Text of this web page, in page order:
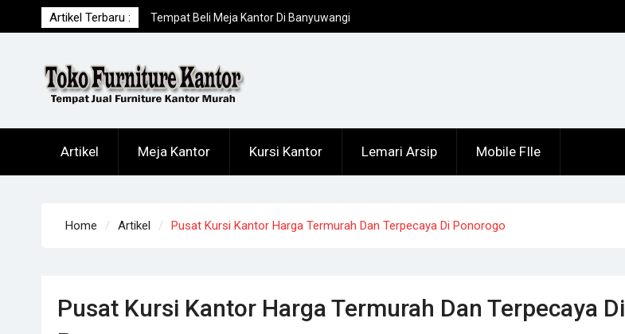
to
Artikel Terbaru :
Tempat Beli Meja Kantor Di Banyuwangi
Offline Terpercaya
Trenggalek
Distributor Meja Kantor Di Lamongan
Artikel Meja Kantor Kursi Kantor Lemari Arsip Mobile FIle
Home Artikel Pusat Kursi Kantor Harga Termurah Dan Terpecaya Di Ponorogo
Pusat Kursi Kantor Harga Termurah Dan Terpecaya Di